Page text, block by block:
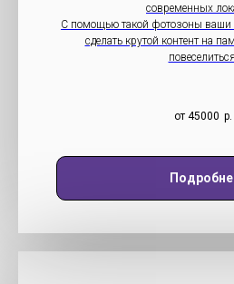
современных
С помощью такой фотозоны ваши
сделать крутой контент на
повеселиться.
от 45000 р.